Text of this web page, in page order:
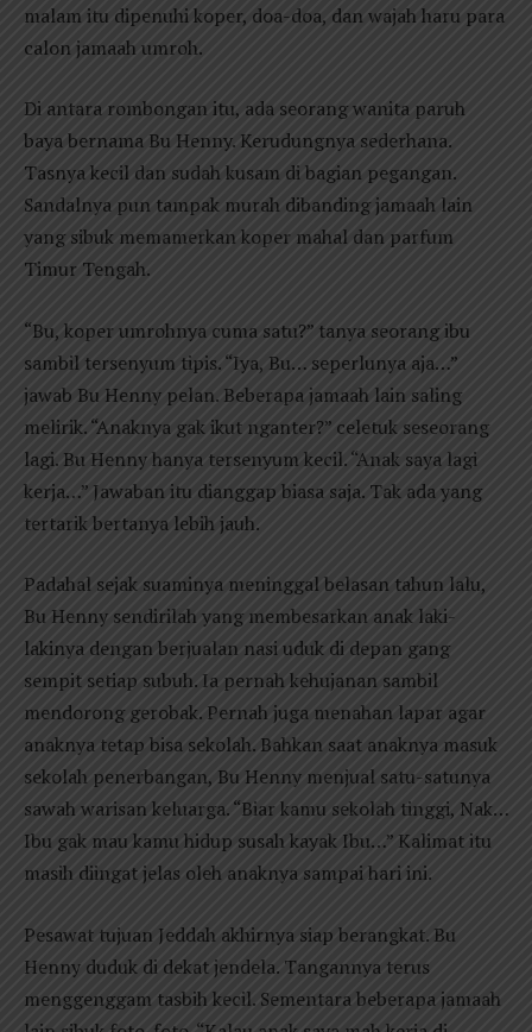
malam itu dipenuhi koper, doa-doa, dan wajah haru para
calon jamaah umroh.
Di antara rombongan itu, ada seorang wanita paruh
baya bernama Bu Henny. Kerudungnya sederhana.
Tasnya kecil dan sudah kusam di bagian pegangan.
Sandalnya pun tampak murah dibanding jamaah lain
yang sibuk memamerkan koper mahal dan parfum
Timur Tengah.
“Bu, koper umrohnya cuma satu?” tanya seorang ibu
sambil tersenyum tipis. “Iya, Bu… seperlunya aja…”
jawab Bu Henny pelan. Beberapa jamaah lain saling
melirik. “Anaknya gak ikut nganter?” celetuk seseorang
lagi. Bu Henny hanya tersenyum kecil. “Anak saya lagi
kerja…” Jawaban itu dianggap biasa saja. Tak ada yang
tertarik bertanya lebih jauh.
Padahal sejak suaminya meninggal belasan tahun lalu,
Bu Henny sendirilah yang membesarkan anak laki-
lakinya dengan berjualan nasi uduk di depan gang
sempit setiap subuh. Ia pernah kehujanan sambil
mendorong gerobak. Pernah juga menahan lapar agar
anaknya tetap bisa sekolah. Bahkan saat anaknya masuk
sekolah penerbangan, Bu Henny menjual satu-satunya
sawah warisan keluarga. “Biar kamu sekolah tinggi, Nak…
Ibu gak mau kamu hidup susah kayak Ibu…” Kalimat itu
masih diingat jelas oleh anaknya sampai hari ini.
Pesawat tujuan Jeddah akhirnya siap berangkat. Bu
Henny duduk di dekat jendela. Tangannya terus
menggenggam tasbih kecil. Sementara beberapa jamaah